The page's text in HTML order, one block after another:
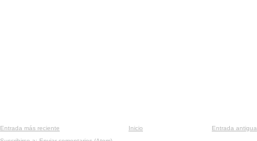
Entrada más reciente Entrada antigua
Inicio